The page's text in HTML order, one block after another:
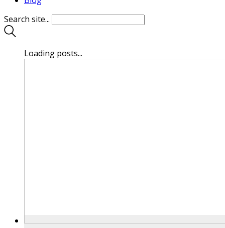
Search site...
Loading posts...